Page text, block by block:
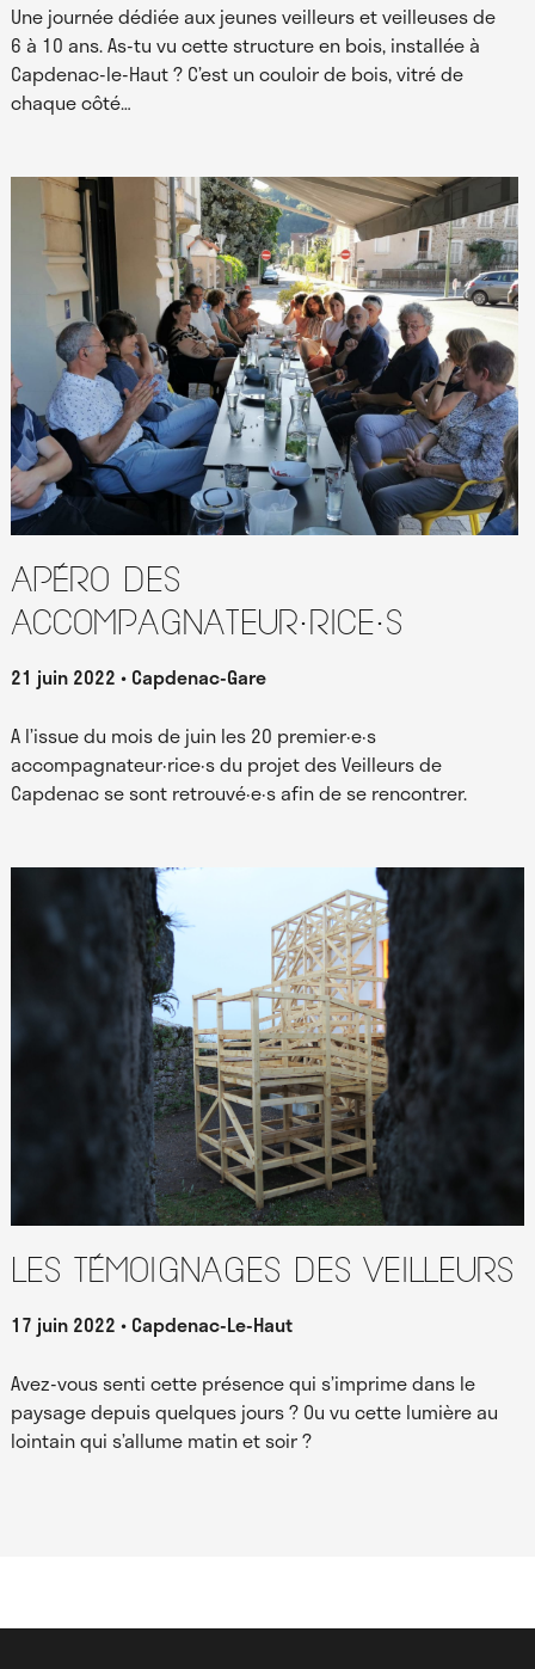
Une journée dédiée aux jeunes veilleurs et veilleuses de
6 à 10 ans. As-tu vu cette structure en bois, installée à
Capdenac-le-Haut ? C’est un couloir de bois, vitré de
chaque côté…
Apéro des
accompagnateur·rice·s
21 juin 2022 Capdenac-Gare
A l’issue du mois de juin les 20 premier·e·s
accompagnateur·rice·s du projet des Veilleurs de
Capdenac se sont retrouvé·e·s afin de se rencontrer.
Les témoignages des Veilleurs
17 juin 2022 Capdenac-Le-Haut
Avez-vous senti cette présence qui s’imprime dans le
paysage depuis quelques jours ? Ou vu cette lumière au
lointain qui s’allume matin et soir ?